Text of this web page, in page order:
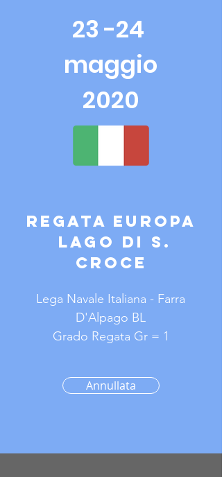
23 -24
maggio
2020
REGATA EUROPA
LAGO DI S.
CROCE
Lega Navale Italiana - Farra
D'Alpago BL
Grado Regata Gr = 1
Annullata